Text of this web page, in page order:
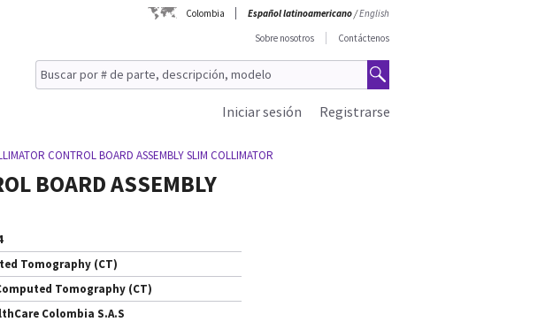
Colombia Español latinoamericano/English
Sobre nosotros
Contáctenos
Registrarse
Iniciar sesión
CONTROL BOARD ASSEMBLY SLIM COLLIMATOR
BOARD ASSEMBLY
Tomography (CT)
Tomography (CT)
Colombia S.A.S